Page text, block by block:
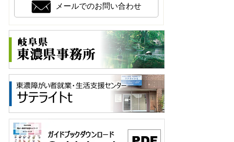
メールでのお問い合わせ